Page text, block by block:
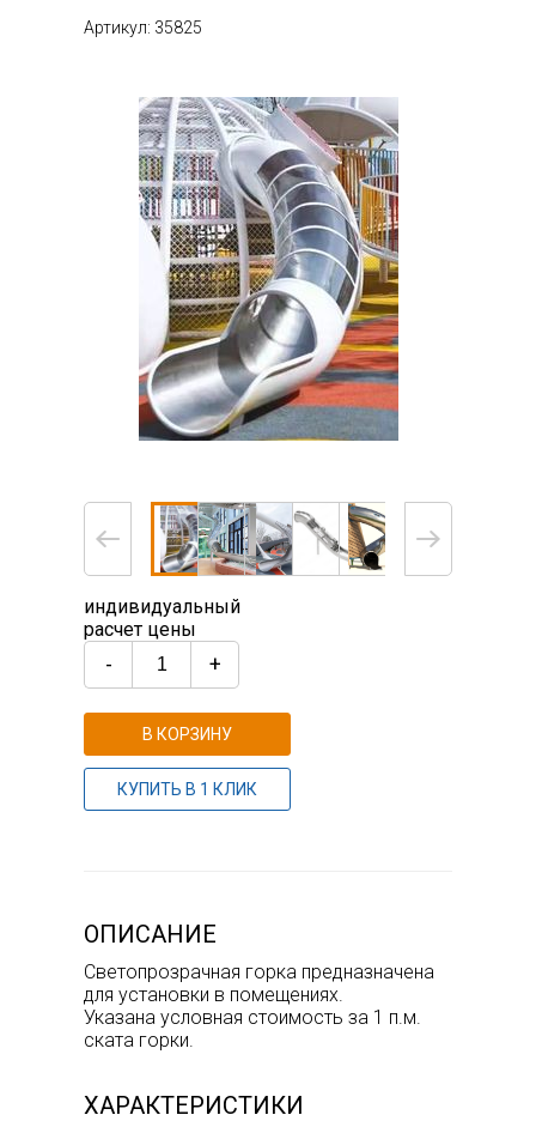
Артикул: 35825
индивидуальный
расчет цены
- +
В КОРЗИНУ
КУПИТЬ В 1 КЛИК
ОПИСАНИЕ
Светопрозрачная горка предназначена
для установки в помещениях.
Указана условная стоимость за 1 п.м.
ската горки.
ХАРАКТЕРИСТИКИ